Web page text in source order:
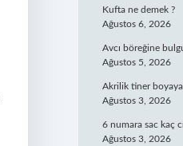
Kufta ne demek ?
Ağustos 6, 2026
Avcı böreğine
Ağustos 5, 2026
Akrilik tiner
Ağustos 3, 2026
6 numara sac kaç
Ağustos 3, 2026